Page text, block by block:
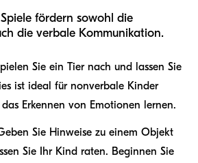
fördern sowohl die
die verbale Kommunikation.
Sie ein Tier nach und lassen Sie
ist ideal für nonverbale Kinder
Erkennen von Emotionen lernen.
Sie Hinweise zu einem Objekt
Sie Ihr Kind raten. Beginnen Sie